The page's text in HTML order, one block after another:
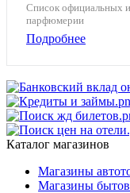
Список официальных
парфюмерии
Подробнее
Каталог магазинов
Магазины
Магазины